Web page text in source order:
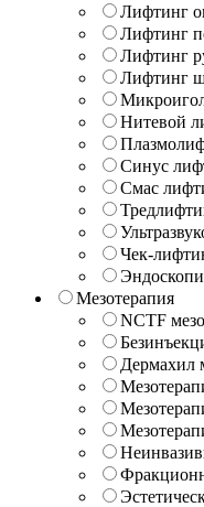
Лифтинг
Лифтинг
Лифтинг
Лифтинг
Нитевой
Синус
Смас
Чек-
Мезотерапия
NCTF
Дермахил